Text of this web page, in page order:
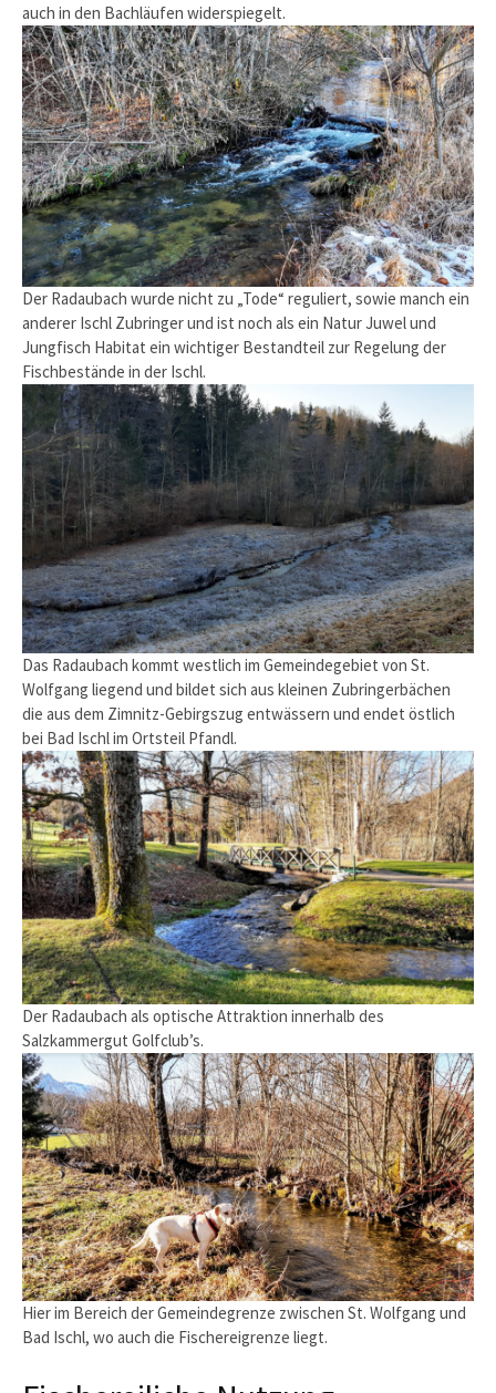
auch in den Bachläufen widerspiegelt.
Der Radaubach wurde nicht zu „Tode“ reguliert, sowie manch ein
anderer Ischl Zubringer und ist noch als ein Natur Juwel und
Jungfisch Habitat ein wichtiger Bestandteil zur Regelung der
Fischbestände in der Ischl.
Das Radaubach kommt westlich im Gemeindegebiet von St.
Wolfgang liegend und bildet sich aus kleinen Zubringerbächen
die aus dem Zimnitz-Gebirgszug entwässern und endet östlich
bei Bad Ischl im Ortsteil Pfandl.
Der Radaubach als optische Attraktion innerhalb des
Salzkammergut Golfclub’s.
Hier im Bereich der Gemeindegrenze zwischen St. Wolfgang und
Bad Ischl, wo auch die Fischereigrenze liegt.